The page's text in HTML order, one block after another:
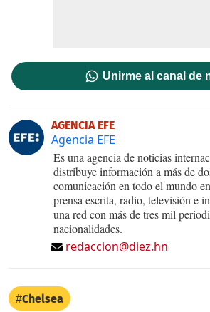
Unirme al canal de
AGENCIA EFE
Agencia EFE
Es una agencia de noticias
distribuye información a más de
comunicación en todo el mundo
prensa escrita, radio, televisión e
una red con más de tres mil
nacionalidades.
redaccion@diez.hn
Chelsea